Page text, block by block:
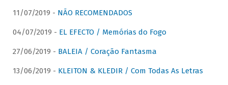
11/07/2019 - NÃO RECOMENDADOS
04/07/2019 - EL EFECTO / Memórias do Fogo
27/06/2019 - BALEIA / Coração Fantasma
13/06/2019 - KLEITON & KLEDIR / Com Todas As Letras